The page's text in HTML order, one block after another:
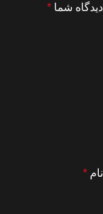
دیدگاه شما *
نام *